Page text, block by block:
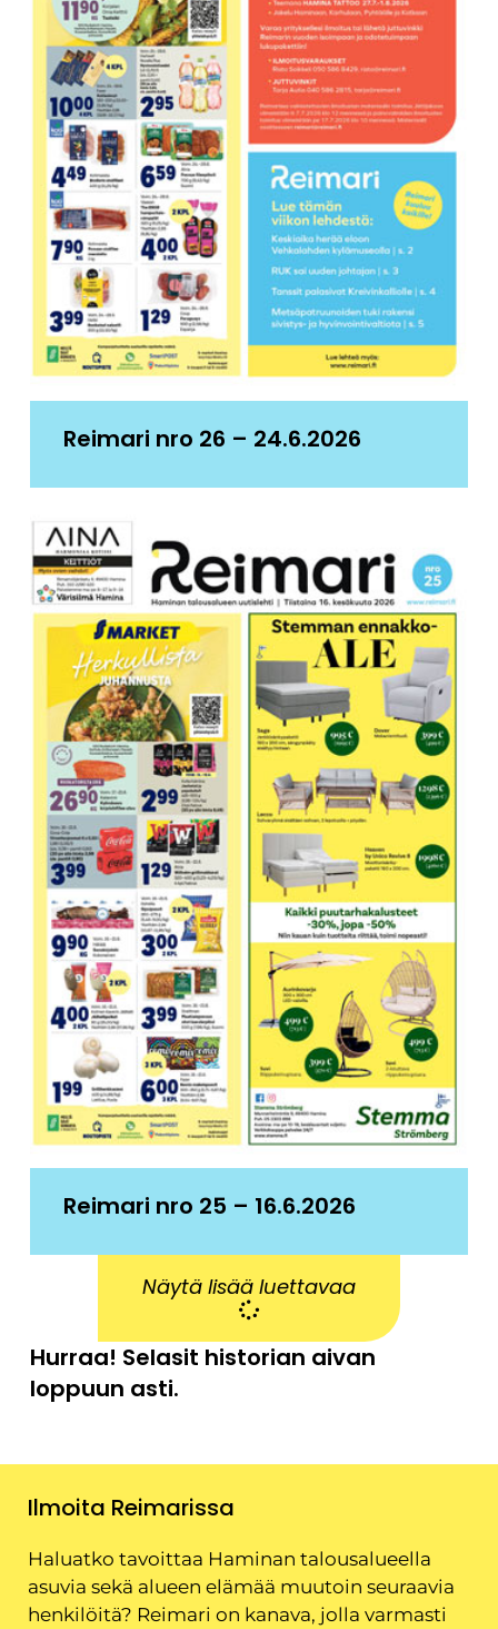
Reimari nro 26 – 24.6.2026
Reimari nro 25 – 16.6.2026
Näytä lisää luettavaa
Hurraa! Selasit historian aivan
loppuun asti.
Ilmoita Reimarissa
Haluatko tavoittaa Haminan talousalueella
asuvia sekä alueen elämää muutoin seuraavia
henkilöitä? Reimari on kanava, jolla varmasti